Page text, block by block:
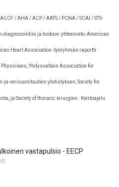
/ AHA / ACP / AATS / PCNA / SCAI / STS-
ja hoitoon: yhteenveto: American
Heart Association -työryhmän raportti
Physicians, Yhdysvaltain Association for
verisuonitautien yhdistyksen, Society for
ja Society of thoracic kirurgien. Kiertoajelu
vastapulsio - EECP